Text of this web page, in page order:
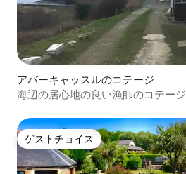
アバーキャッスルのコテージ
海辺の居心地の良い漁師のコテージ
ゲストチョイス
ゲストチョイス